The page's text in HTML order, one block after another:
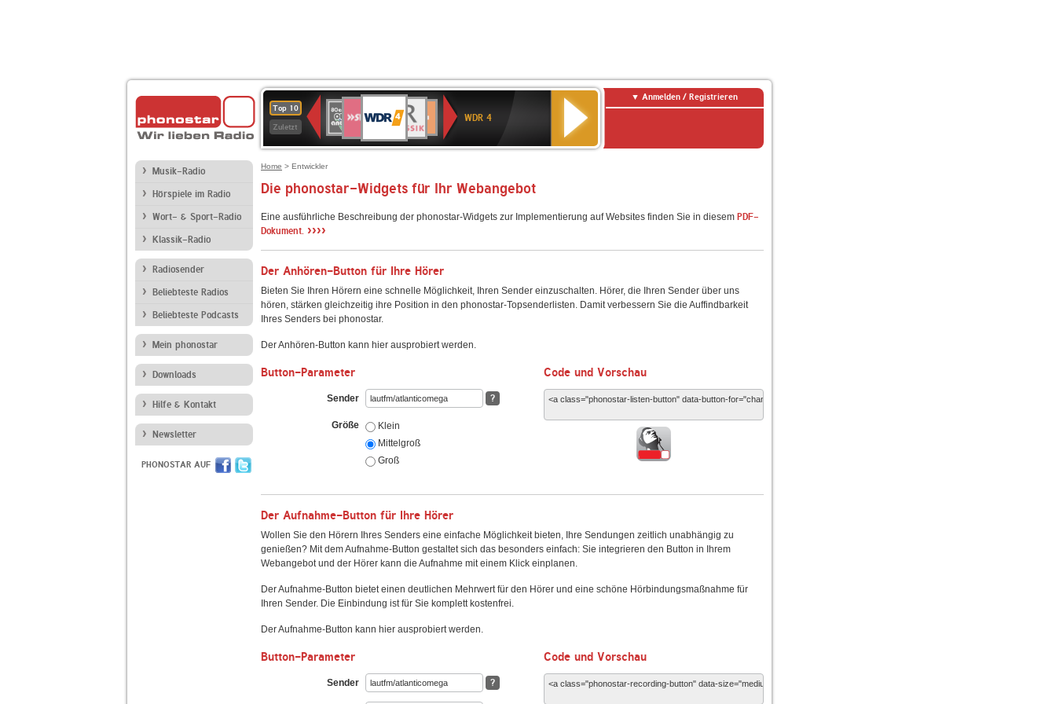
Top 10
Zuletzt
Deutschlandfunk
80er
90er
OLDIE
ANTENNE
4
KLASSIK
Deutschlandfunk
Kultur
Kultur
2
WDR 4
Anmelden / Registrieren
Musik-Radio
Hörspiele im Radio
Wort- & Sport-Radio
Klassik-Radio
Radiosender
Beliebteste Radios
Beliebteste Podcasts
Mein phonostar
Downloads
Hilfe & Kontakt
Newsletter
PHONOSTAR AUF
Home > Entwickler
Die phonostar-Widgets für Ihr Webangebot
Eine ausführliche Beschreibung der phonostar-Widgets zur Implementierung auf Websites finden Sie in diesem PDF-
Dokument. ››››
Der Anhören-Button für Ihre Hörer
Bieten Sie Ihren Hörern eine schnelle Möglichkeit, Ihren Sender einzuschalten. Hörer, die Ihren Sender über uns
hören, stärken gleichzeitig ihre Position in den phonostar-Topsenderlisten. Damit verbessern Sie die Auffindbarkeit
Ihres Senders bei phonostar.
Der Anhören-Button kann hier ausprobiert werden.
Button-Parameter
Sender ?
Größe
Klein
Mittelgroß
Groß
Code und Vorschau
Der Aufnahme-Button für Ihre Hörer
Wollen Sie den Hörern Ihres Senders eine einfache Möglichkeit bieten, Ihre Sendungen zeitlich unabhängig zu
genießen? Mit dem Aufnahme-Button gestaltet sich das besonders einfach: Sie integrieren den Button in Ihrem
Webangebot und der Hörer kann die Aufnahme mit einem Klick einplanen.
Der Aufnahme-Button bietet einen deutlichen Mehrwert für den Hörer und eine schöne Hörbindungsmaßnahme für
Ihren Sender. Die Einbindung ist für Sie komplett kostenfrei.
Der Aufnahme-Button kann hier ausprobiert werden.
Button-Parameter
Sender ?
Code und Vorschau